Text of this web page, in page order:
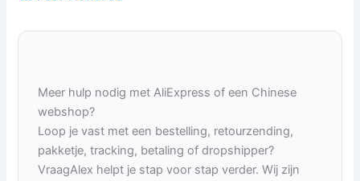
Meer hulp nodig met AliExpress of een Chinese
webshop?
Loop je vast met een bestelling, retourzending,
pakketje, tracking, betaling of dropshipper?
VraagAlex helpt je stap voor stap verder. Wij zijn